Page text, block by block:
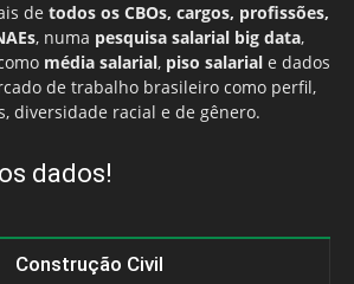
de todos os CBOs, cargos, profissões,
, numa pesquisa salarial big data,
média salarial, piso salarial e dados
de trabalho brasileiro como perfil,
diversidade racial e de gênero.
dados!
Construção Civil